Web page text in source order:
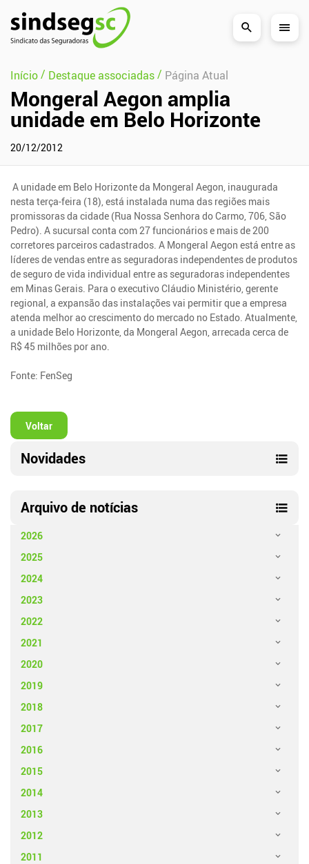
Pular Navegação (s)
Início/ Destaque associadas/ Página Atual
Mongeral Aegon amplia
unidade em Belo Horizonte
20/12/2012
A unidade em Belo Horizonte da Mongeral Aegon, inaugurada
nesta terça-feira (18), está instalada numa das regiões mais
promissoras da cidade (Rua Nossa Senhora do Carmo, 706, São
Pedro). A sucursal conta com 27 funcionários e mais de 200
corretores parceiros cadastrados. A Mongeral Aegon está entre as
líderes de vendas entre as seguradoras independentes de produtos
de seguro de vida individual entre as seguradoras independentes
em Minas Gerais. Para o executivo Cláudio Ministério, gerente
regional, a expansão das instalações vai permitir que a empresa
atenda melhor ao crescimento do mercado no Estado. Atualmente,
a unidade Belo Horizonte, da Mongeral Aegon, arrecada cerca de
R$ 45 milhões por ano.
Fonte: FenSeg
Voltar
Novidades
Arquivo de notícias
2026
2025
2024
2023
2022
2021
2020
2019
2018
2017
2016
2015
2014
2013
2012
2011